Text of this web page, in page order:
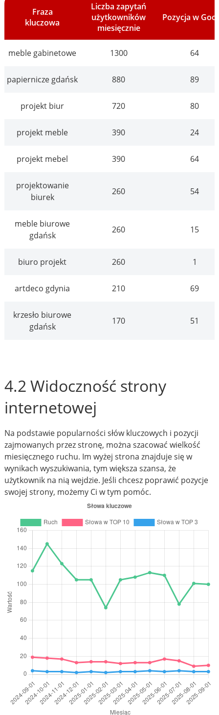
Fraza
kluczowa
Liczba zapytań
użytkowników
miesięcznie
Pozycja w
meble gabinetowe 1300 64
papiernicze gdańsk 880 89
projekt biur 720 80
projekt meble 390 24
projekt mebel 390 64
projektowanie
biurek
260 54
meble biurowe
gdańsk
260 15
biuro projekt 260 1
artdeco gdynia 210 69
krzesło biurowe
gdańsk
170 51
4.2 Widoczność strony
internetowej
Na podstawie popularności słów kluczowych i pozycji
zajmowanych przez stronę, można szacować wielkość
miesięcznego ruchu. Im wyżej strona znajduje się w
wynikach wyszukiwania, tym większa szansa, że
użytkownik na nią wejdzie. Jeśli chcesz poprawić pozycje
swojej strony, możemy Ci w tym pomóc.